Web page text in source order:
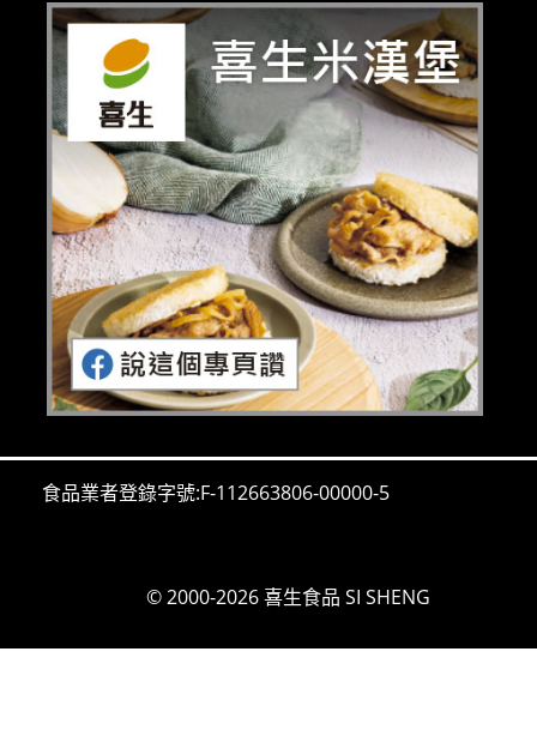
食品業者登錄字號:F-112663806-00000-5
© 2000-2026 喜生食品 SI SHENG